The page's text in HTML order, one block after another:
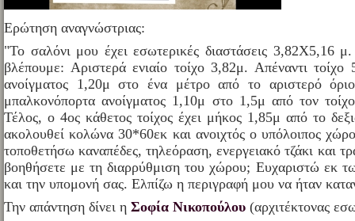
Ερώτηση αναγνώστριας:
"Το σαλόνι μου έχει εσωτερικές διαστάσεις 3,82Χ5,16
βλέπουμε: Αριστερά ενιαίο τοίχο 3,82μ. Απέναντι
ανοίγματος 1,20μ στο ένα μέτρο από το αριστερό
μπαλκονόπορτα ανοίγματος 1,10μ στο 1,5μ από τον
Τέλος, ο 4ος κάθετος τοίχος έχει μήκος 1,85μ από το
ακολουθεί κολώνα 30*60εκ και ανοιχτός ο υπόλοιπος
τοποθετήσω καναπέδες, τηλεόραση, ενεργειακό τζάκι και
βοηθήσετε με τη διαρρύθμιση του χώρου; Ευχαριστώ εκ
και την υπομονή σας. Ελπίζω η περιγραφή μου να ήταν
Την απάντηση δίνει η Σοφία Νικοπούλου (αρχιτέκτονας